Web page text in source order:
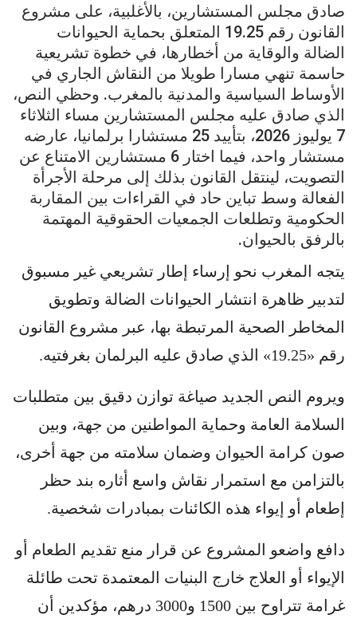
صادق مجلس المستشارين، بالأغلبية، على مشروع
القانون رقم 19.25 المتعلق بحماية الحيوانات
الضالة والوقاية من أخطارها، في خطوة تشريعية
حاسمة تنهي مسارا طويلا من النقاش الجاري في
الأوساط السياسية والمدنية بالمغرب. وحظي النص،
الذي صادق عليه مجلس المستشارين مساء الثلاثاء
7 يوليوز 2026، بتأييد 25 مستشارا برلمانيا، عارضه
مستشار واحد، فيما اختار 6 مستشارين الامتناع عن
التصويت، لينتقل القانون بذلك إلى مرحلة الأجرأة
الفعالة وسط تباين حاد في القراءات بين المقاربة
الحكومية وتطلعات الجمعيات الحقوقية المهتمة
بالرفق بالحيوان.
يتجه المغرب نحو إرساء إطار تشريعي غير مسبوق
لتدبير ظاهرة انتشار الحيوانات الضالة وتطويق
المخاطر الصحية المرتبطة بها، عبر مشروع القانون
رقم «19.25» الذي صادق عليه البرلمان بغرفتيه.
ويروم النص الجديد صياغة توازن دقيق بين متطلبات
السلامة العامة وحماية المواطنين من جهة، وبين
صون كرامة الحيوان وضمان سلامته من جهة أخرى،
بالتزامن مع استمرار نقاش واسع أثاره بند حظر
إطعام أو إيواء هذه الكائنات بمبادرات شخصية.
دافع واضعو المشروع عن قرار منع تقديم الطعام أو
الإيواء أو العلاج خارج البنيات المعتمدة تحت طائلة
غرامة تتراوح بين 1500 و3000 درهم، مؤكدين أن